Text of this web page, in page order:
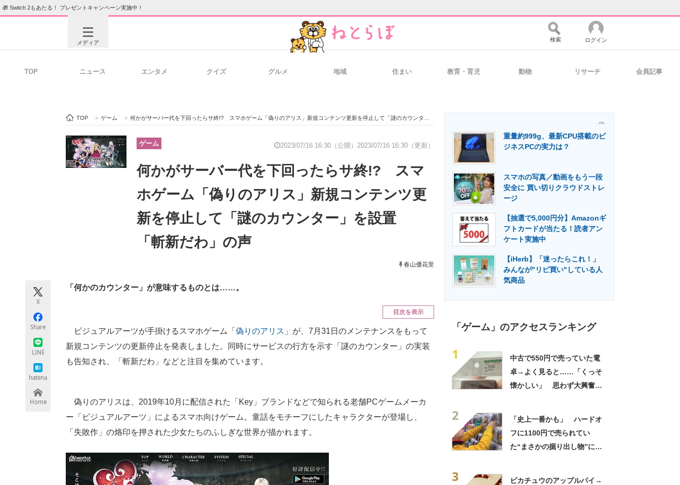
🎁 Switch 2もあたる！ プレゼントキャンペーン実施中！
メディア
ビジネスと働き方のヒント 経営リーダーのコミュニティ マーケ×ITの今がよく分かる
IT製品の技術・比較・事例 製造業のIT導入・活用を支援
モノづくり技術者専門サイト エレクトロニクス専門サイト エネルギーの専門メディア 建設×テクノロジーの最前線
検索 ログイン
TOP ニュース エンタメ クイズ グルメ 地域 住まい 教育・育児 動物 リサーチ 会員記事
TOP > ゲーム > 何かがサーバー代を下回ったらサ終!? スマホゲーム「偽りのアリス」新規コンテンツ更新を停止して「謎のカウンター」を設置 「斬新だわ」の声
ゲーム 2023/07/16 16:30（公開） 2023/07/16 16:30（更新）
何かがサーバー代を下回ったらサ終!? スマ
ホゲーム「偽りのアリス」新規コンテンツ更
新を停止して「謎のカウンター」を設置
「斬新だわ」の声
春山優花里
X
Share
LINE
hatena
Home
「何かのカウンター」が意味するものとは……。
目次を表示
ビジュアルアーツが手掛けるスマホゲーム「 偽りのアリス 」が、7月31日のメンテナンスをもって
新規コンテンツの更新停止を発表しました。同時にサービスの行方を示す「謎のカウンター」の実装
も告知され、「斬新だわ」などと注目を集めています。
偽りのアリスは、2019年10月に配信された「Key」ブランドなどで知られる老舗PCゲームメーカ
ー「ビジュアルアーツ」によるスマホ向けゲーム。童話をモチーフにしたキャラクターが登場し、
「失敗作」の烙印を押された少女たちのふしぎな世界が描かれます。
- PR -
重量約999g、最新CPU搭載のビ
ジネスPCの実力は？
スマホの写真／動画をもう一段
安全に 買い切りクラウドストレ
ージ
【抽選で5,000円分】Amazonギ
フトカードが当たる！読者アン
ケート実施中
【iHerb】「迷ったらこれ！」
みんなが"リピ買い"している人
気商品
「ゲーム」のアクセスランキング
1
中古で550円で売っていた電
卓→よく見ると……「くっそ
懐かしい」 思わず大興奮の
2
「史上一番かも」 ハードオ
フに1100円で売られてい
た“まさかの掘り出し物”にマ
3
ピカチュウのアップルパイ→